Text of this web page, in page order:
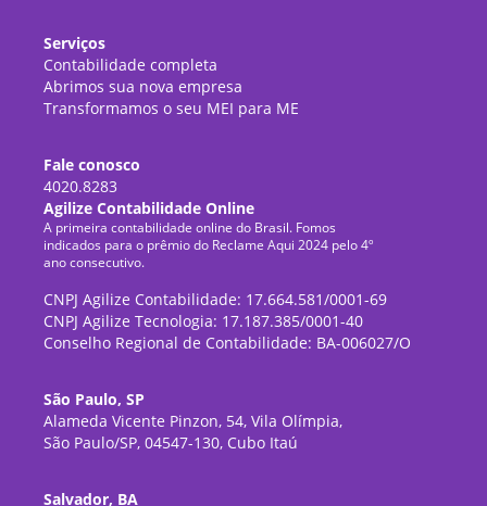
Serviços
Contabilidade completa
Abrimos sua nova empresa
Transformamos o seu MEI para ME
Fale conosco
4020.8283
Agilize Contabilidade Online
A primeira contabilidade online do Brasil. Fomos
indicados para o prêmio do Reclame Aqui 2024 pelo 4º
ano consecutivo.
CNPJ Agilize Contabilidade: 17.664.581/0001-69
CNPJ Agilize Tecnologia: 17.187.385/0001-40
Conselho Regional de Contabilidade: BA-006027/O
São Paulo, SP
Alameda Vicente Pinzon, 54, Vila Olímpia,
São Paulo/SP, 04547-130, Cubo Itaú
Salvador, BA